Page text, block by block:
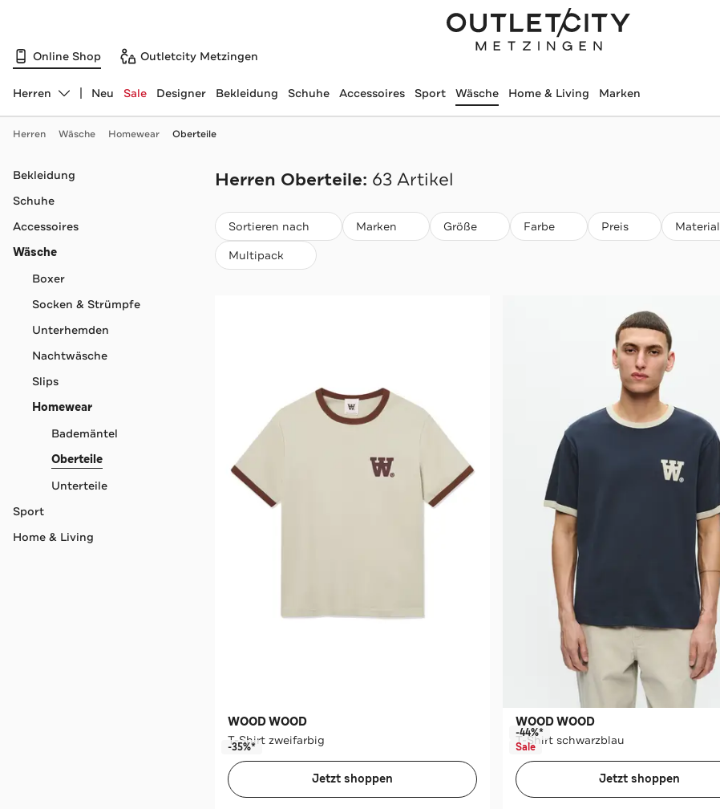
Online Shop Outletcity Metzingen
Abteilung ändern, ausgewählt:
Herren Neu Sale Designer Bekleidung Schuhe Accessoires Sport Wäsche Home & Living Marken
Herren Wäsche Homewear Oberteile
Herren Oberteile: 63 Artikel
Navigation überspringen
Bekleidung
Schuhe
Accessoires
Wäsche
Boxer
Socken & Strümpfe
Unterhemden
Nachtwäsche
Slips
Homewear
Bademäntel
Oberteile
Unterteile
Sport
Home & Living
Sortieren nach
Beliebteste Marken Größe Farbe Preis Material
Multipack
WOOD WOOD
T-Shirt zweifarbig
-35%*
Jetzt shoppen
WOOD WOOD
T-Shirt schwarzblau
-44%*
Sale
Jetzt shoppen